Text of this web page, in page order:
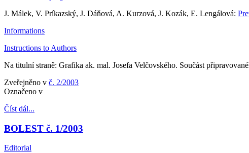
J. Málek, V. Príkazský, J. Dáňová, A. Kurzová, J. Kozák, E. Lengálová:
Informations
Instructions to Authors
Na titulní straně: Grafika ak. mal. Josefa Velčovského. Součást
Zveřejněno v č. 2/2003
Označeno v
Číst dál...
BOLEST č. 1/2003
Editorial